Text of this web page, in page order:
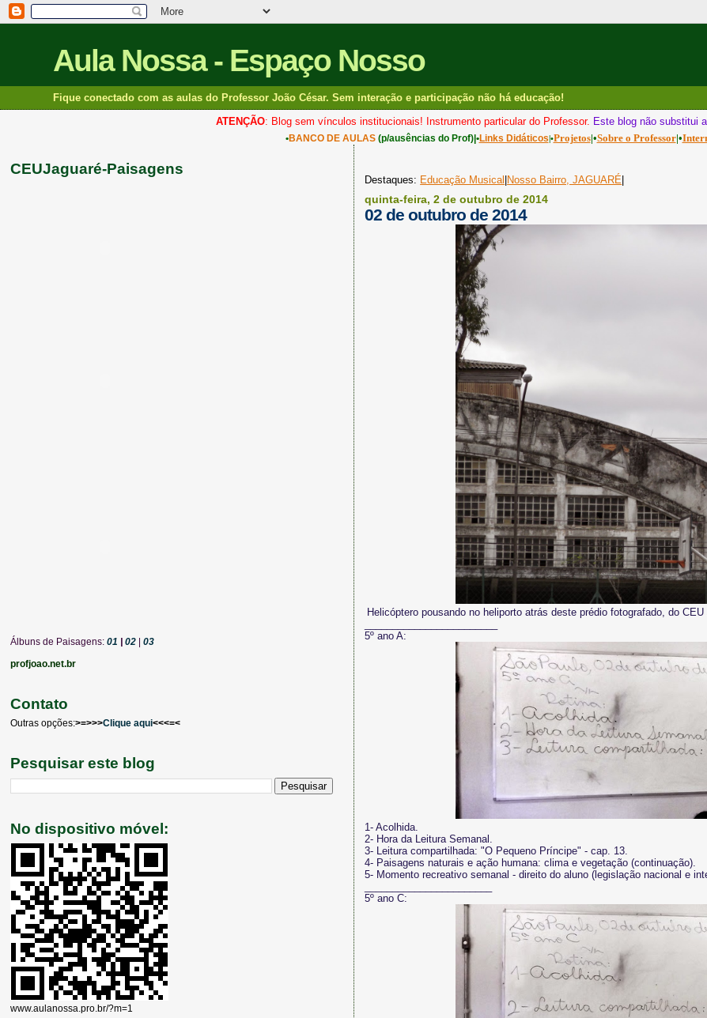
Aula Nossa - Espaço Nosso
Fique conectado com as aulas do Professor João César. Sem interação e participação não há educação!
ATENÇÃO: Blog sem vínculos institucionais! Instrumento particular do Professor. Este blog não substitui
•BANCO DE AULAS(p/ausências do Prof)|•Links Didáticos|•Projetos|•Sobre o Professor|•
Destaques: Educação Musical|Nosso Bairro, JAGUARÉ|
quinta-feira, 2 de outubro de 2014
02 de outubro de 2014
Helicóptero pousando no heliporto atrás deste prédio fotografado, do CEU
5º ano A:
1- Acolhida.
2- Hora da Leitura Semanal.
3- Leitura compartilhada: "O Pequeno Príncipe" - cap. 13.
4- Paisagens naturais e ação humana: clima e vegetação (continuação).
5- Momento recreativo semanal - direito do aluno (legislação nacional e
5º ano C:
CEUJaguaré-Paisagens
Álbuns de Paisagens: 01 02
03
profjoao.net.br
Contato
Outras opções:>=>>>Clique aqui<<<=<
Pesquisar este blog
No dispositivo móvel:
www.aulanossa.pro.br/?m=1